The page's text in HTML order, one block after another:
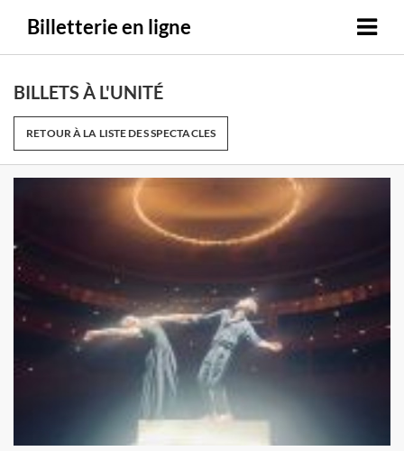
Billetterie en ligne
BILLETS À L'UNITÉ
RETOUR À LA LISTE DES SPECTACLES